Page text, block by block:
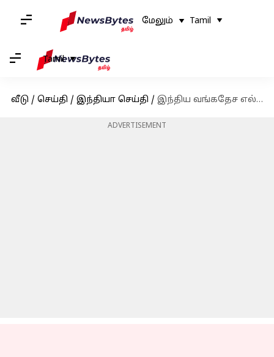
மேலும் Tamil
Tamil
வீடு / செய்தி / இந்தியா செய்தி / இந்திய வங்கதேச எல்லையில் தேனீக்களை வளர்க்கும் பிஎஸ்எப்- காரணம் தெரியுமா?
ADVERTISEMENT